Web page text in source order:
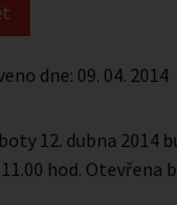
dne: 09. 04. 2014
12. dubna 2014
11.00 hod.